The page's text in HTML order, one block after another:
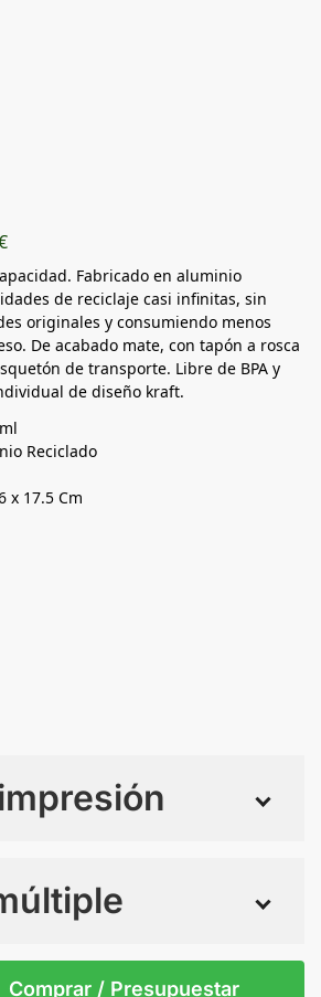
Fabricado en aluminio
de reciclaje casi infinitas, sin
originales y consumiendo menos
De acabado mate, con tapón a rosca
de transporte. Libre de BPA y
de diseño kraft.
Reciclado
x 17.5 Cm
S/T
Comprar / Presupuestar